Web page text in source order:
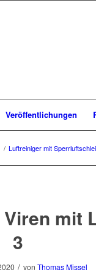
Veröffentlichungen
/ Luftreiniger mit
mit
3
/ von Thomas Missel